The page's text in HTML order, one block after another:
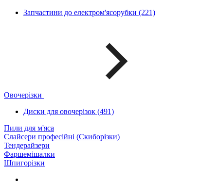
Запчастини до електром'ясорубки (221)
Овочерізки
Диски для овочерізок (491)
Пили для м'яса
Слайсери професійні (Скиборізки)
Тендерайзери
Фаршемішалки
Шпигорізки